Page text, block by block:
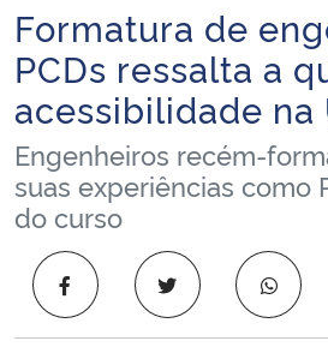
Ministério da Infraestrutura
Ministério da Agricultura, Pecuária e
Ministério da Educação
Ministério da Saúde
Início do conteúdo
Formatura de
PCDs ressalta a
acessibilidade na
Engenheiros recém-
suas experiências como
do curso